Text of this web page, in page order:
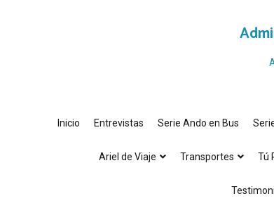
Inicio Entrevistas Serie Ando en Bus
Ariel de Viaje Transportes Tú